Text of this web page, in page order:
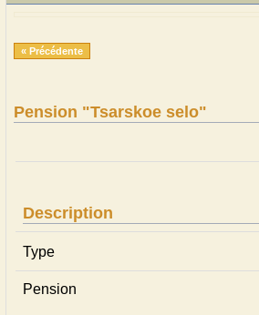
« Précédente
Pension "Tsarskoe selo"
Description
Type
Pension